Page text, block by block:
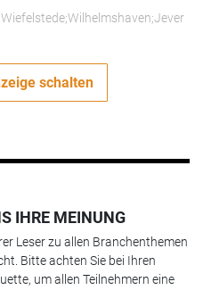
schalten
IHRE MEINUNG
Leser zu allen Branchenthemen
Bitte achten Sie bei Ihren
um allen Teilnehmern eine